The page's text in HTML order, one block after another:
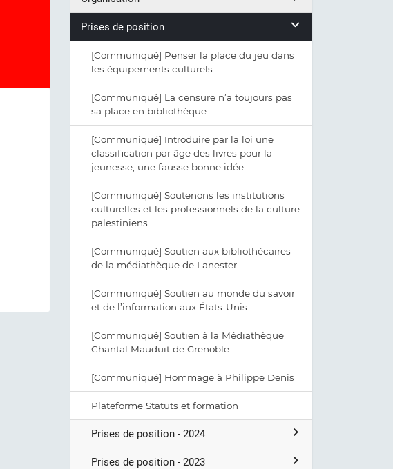
Prises de position
[Communiqué] Penser la place du jeu dans
les équipements culturels
[Communiqué] La censure n’a toujours pas
sa place en bibliothèque.
[Communiqué] Introduire par la loi une
classification par âge des livres pour la
jeunesse, une fausse bonne idée
[Communiqué] Soutenons les institutions
culturelles et les professionnels de la culture
palestiniens
[Communiqué] Soutien aux bibliothécaires
de la médiathèque de Lanester
[Communiqué] Soutien au monde du savoir
et de l’information aux États-Unis
[Communiqué] Soutien à la Médiathèque
Chantal Mauduit de Grenoble
[Communiqué] Hommage à Philippe Denis
Plateforme Statuts et formation
Prises de position - 2024
Prises de position - 2023